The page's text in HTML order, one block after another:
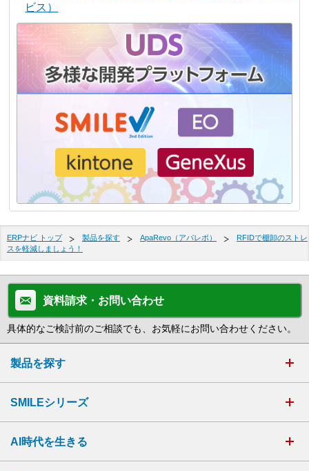
ビス）
ERPナビ トップ 製品を探す ApaRevo（アパレボ）
RFIDで棚卸のストレ
スを軽減しましょう！
資料請求・お問い合わせ
具体的なご検討前のご相談でも、お気軽にお問い合わせください。
製品を探す
SMILEシリーズ
AI時代を生きる